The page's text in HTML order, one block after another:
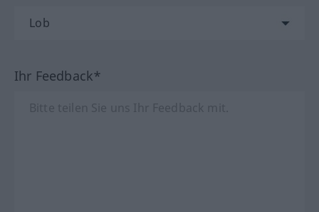
Ihr Feedback*